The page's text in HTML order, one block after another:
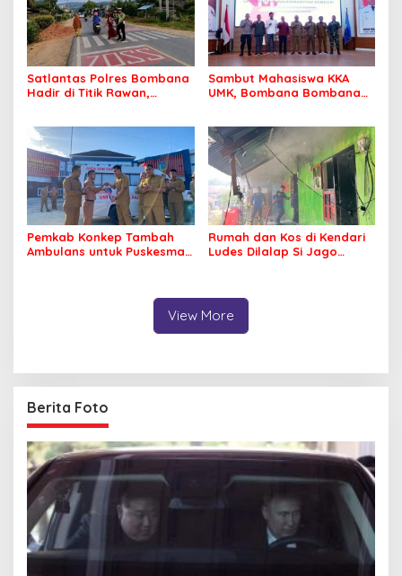
Satlantas Polres Bombana
Hadir di Titik Rawan,
Sambut Mahasiswa KKA
UMK, Bombana Bombana
Pemkab Konkep Tambah
Ambulans untuk Puskesmas
Rumah dan Kos di Kendari
Ludes Dilalap Si Jago
View More
Berita Foto